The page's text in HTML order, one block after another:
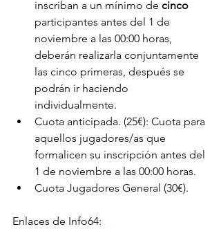
inscriban a un mínimo de cinco
participantes antes del 1 de
noviembre a las 00:00 horas,
deberán realizarla conjuntamente
las cinco primeras, después se
podrán ir haciendo
individualmente.
Cuota anticipada. (25€): Cuota para
aquellos jugadores/as que
formalicen su inscripción antes del
1 de noviembre a las 00:00 horas.
Cuota Jugadores General (30€).
Enlaces de Info64: